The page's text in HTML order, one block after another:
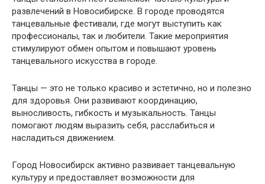
развлечений в Новосибирске. В городе проводятся
танцевальные фестивали, где могут выступить как
профессионалы, так и любители. Такие мероприятия
стимулируют обмен опытом и повышают уровень
танцевального искусства в городе.
Танцы — это не только красиво и эстетично, но и полезно
для здоровья. Они развивают координацию,
выносливость, гибкость и музыкальность. Танцы
помогают людям выразить себя, расслабиться и
насладиться движением.
Город Новосибирск активно развивает танцевальную
культуру и предоставляет возможности для